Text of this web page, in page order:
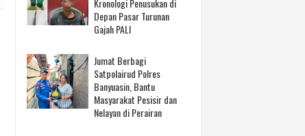
Kronologi Penusukan di
Depan Pasar Turunan
Gajah PALI
Jumat Berbagi
Satpolairud Polres
Banyuasin, Bantu
Masyarakat Pesisir dan
Nelayan di Perairan